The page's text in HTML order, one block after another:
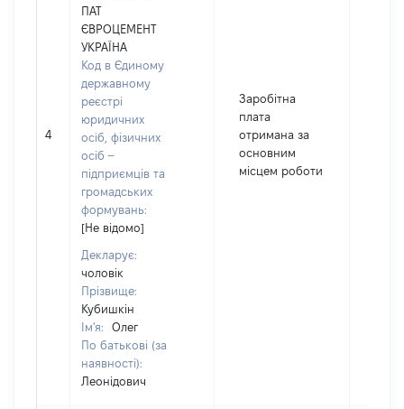
4
ПАТ
ЄВРОЦЕМЕНТ
УКРАЇНА
Код в Єдиному
державному
реєстрі
юридичних
осіб, фізичних
осіб –
підприємців та
громадських
формувань:
[Не відомо]
Декларує:
чоловік
Прізвище:
Кубишкін
Ім'я:
Олег
По батькові (за
наявності):
Леонідович
Заробітна
плата
отримана за
основним
місцем роботи